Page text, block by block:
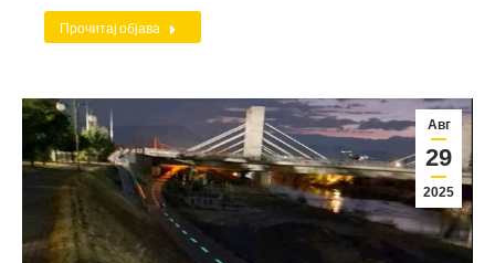
Прочитај објава
Авг
29
2025